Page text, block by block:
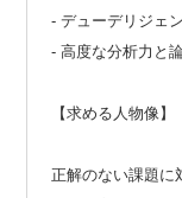
- デューデリジェ
- 高度な分析力と
【求める人物像】
正解のない課題に